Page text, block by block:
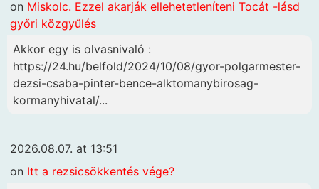
on Miskolc. Ezzel akarják ellehetetleníteni Tocát -lásd
győri közgyűlés
Akkor egy is olvasnivaló :
https://24.hu/belfold/2024/10/08/gyor-polgarmester-
dezsi-csaba-pinter-bence-alktomanybirosag-
kormanyhivatal/...
2026.08.07. at 13:51
on Itt a rezsicsökkentés vége?